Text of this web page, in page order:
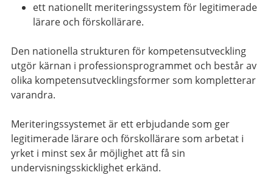
ett nationellt meriteringssystem för legitimerade
lärare och förskollärare.
Den nationella strukturen för kompetensutveckling
utgör kärnan i professionsprogrammet och består av
olika kompetensutvecklingsformer som kompletterar
varandra.
Meriteringssystemet är ett erbjudande som ger
legitimerade lärare och förskollärare som arbetat i
yrket i minst sex år möjlighet att få sin
undervisningsskicklighet erkänd.